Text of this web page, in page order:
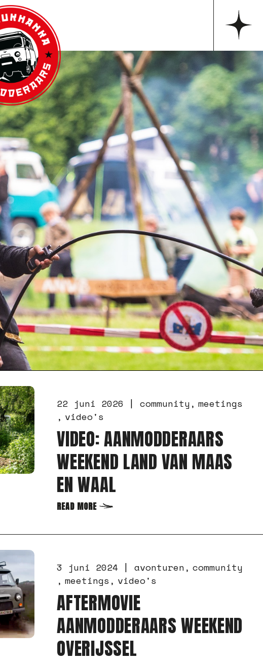
22 juni 2026 community
meetings
video's
VIDEO: AANMODDERAARS
WEEKEND LAND VAN MAAS
EN WAAL
READ MORE
3 juni 2024 avonturen
community
meetings
video's
AFTERMOVIE
AANMODDERAARS WEEKEND
OVERIJSSEL